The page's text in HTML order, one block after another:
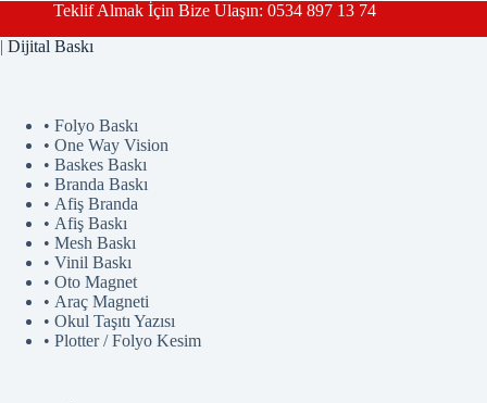
Teklif Almak İçin Bize Ulaşın: 0534 897 13 74
| Dijital Baskı
• Folyo Baskı
• One Way Vision
• Baskes Baskı
• Branda Baskı
• Afiş Branda
• Afiş Baskı
• Mesh Baskı
• Vinil Baskı
• Oto Magnet
• Araç Magneti
• Okul Taşıtı Yazısı
• Plotter / Folyo Kesim